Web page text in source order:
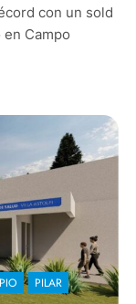
con un sold
Campo
PILAR